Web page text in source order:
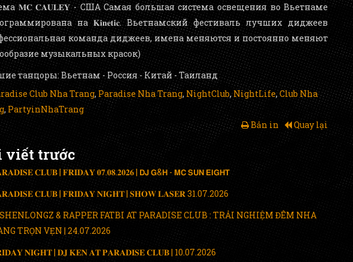
𝐌𝐂 𝐂𝐀𝐔𝐋𝐄𝐘 - США Самая большая система освещения во Вьетнаме
на 𝐊𝐢𝐧𝐞𝐭𝐢𝐜. Вьетнамский фестиваль лучших диджеев
команда диджеев, имена меняются и постоянно меняют
музыкальных красок)
танцоры: Вьетнам - Россия - Китай - Таиланд
Club Nha Trang, Paradise Nha Trang, NightClub, NightLife,Club Nha
, PartyinNhaTrang
Bản in
Quay lại
viết trước
𝐂𝐋𝐔𝐁 | 𝐅𝐑𝐈𝐃𝐀𝐘 𝟎𝟕.𝟎𝟖.𝟐𝟎𝟐𝟔 | 𝗗𝗝 𝗚&𝗛 - 𝗠𝗖 𝗦𝗨𝗡 𝗘𝗜𝗚𝗛𝗧
𝐂𝐋𝐔𝐁 | 𝐅𝐑𝐈𝐃𝐀𝐘 𝐍𝐈𝐆𝐇𝐓 | 𝐒𝐇𝐎𝐖 𝐋𝐀𝐒𝐄𝐑 31.07.2026
SHENLONGZ & RAPPER FATBI AT PARADISE CLUB : TRẢI NGHIỆM ĐÊM NHA
TRỌN VẸN | 24.07.2026
𝐍𝐈𝐆𝐇𝐓 | 𝐃𝐉 𝐊𝐄𝐍 𝐀𝐓 𝐏𝐀𝐑𝐀𝐃𝐈𝐒𝐄 𝐂𝐋𝐔𝐁 | 10.07.2026